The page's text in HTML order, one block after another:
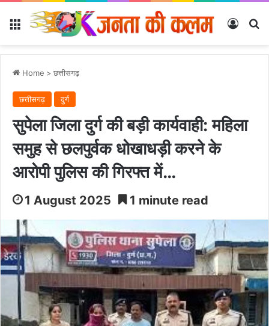
Menu Log In
Home > छत्तीसगढ़
छत्तीसगढ़ दुर्ग
सुपेला जिला दुर्ग की बड़ी कार्यवाही: महिला
समुह से छलपुर्वक धोखाधड़ी करने के
आरोपी पुलिस की गिरफ्त में…
1 August 2025 1 minute read